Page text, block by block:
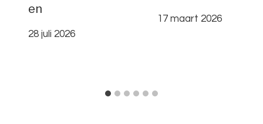
en
28 juli 2026
17 maart 2026